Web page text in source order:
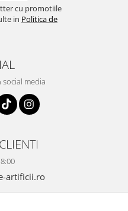
cu promotiile
in Politica de
social media
artificii.ro